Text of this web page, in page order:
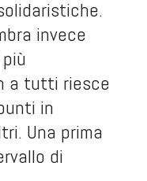
invece
a tutti riesce
in
Una prima
di